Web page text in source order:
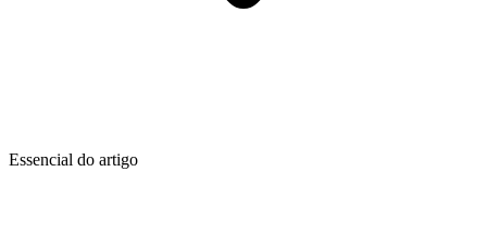
Essencial do artigo